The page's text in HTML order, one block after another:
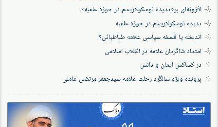
افزونه‌ای بر«پدیده نوسکولاریسم در حوزه‌ علمیه»
پدیده نوسکولاریسم در حوزه علمیه
اندیشه یا فلسفه سیاسی علامه طباطبائی؟
امتداد شاگردان علامه در انقلاب اسلامی
در کشاکش ایمان و دانش
پرونده‌ ویژه سالگرد رحلت علامه سیدجعفر مرتضی عاملی